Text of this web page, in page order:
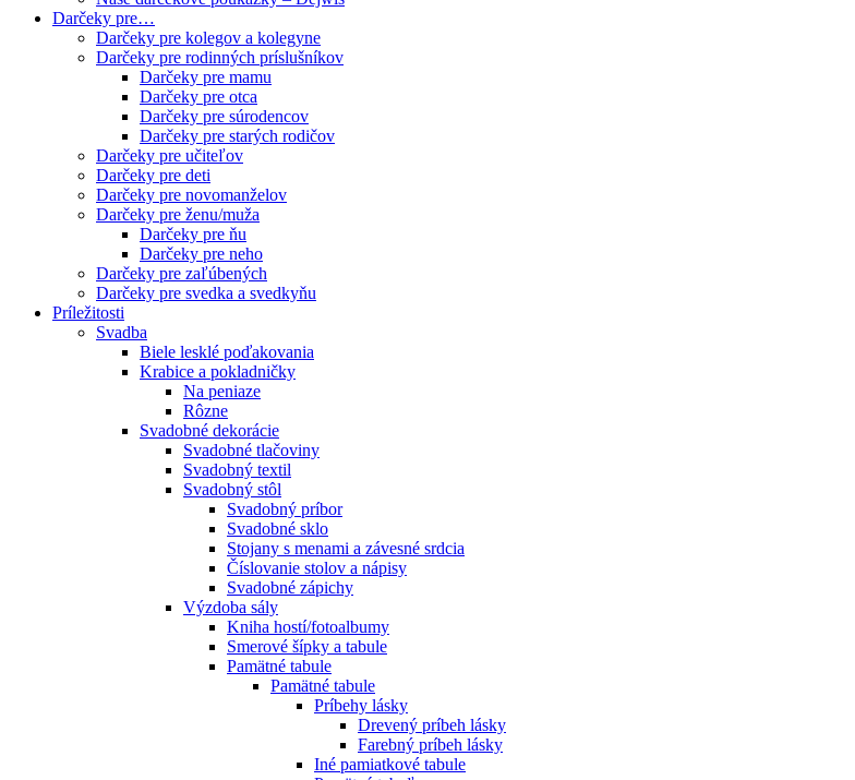
Darčeky pre…
Darčeky pre kolegov a kolegyne
Darčeky pre rodinných príslušníkov
Darčeky pre mamu
Darčeky pre otca
Darčeky pre súrodencov
Darčeky pre starých rodičov
Darčeky pre učiteľov
Darčeky pre deti
Darčeky pre novomanželov
Darčeky pre ženu/muža
Darčeky pre ňu
Darčeky pre neho
Darčeky pre zaľúbených
Darčeky pre svedka a svedkyňu
Príležitosti
Svadba
Biele lesklé poďakovania
Krabice a pokladničky
Na peniaze
Rôzne
Svadobné dekorácie
Svadobné tlačoviny
Svadobný textil
Svadobný stôl
Svadobný príbor
Svadobné sklo
Stojany s menami a závesné srdcia
Číslovanie stolov a nápisy
Svadobné zápichy
Výzdoba sály
Kniha hostí/fotoalbumy
Smerové šípky a tabule
Pamätné tabule
Pamätné tabule
Príbehy lásky
Drevený príbeh lásky
Farebný príbeh lásky
Iné pamiatkové tabule